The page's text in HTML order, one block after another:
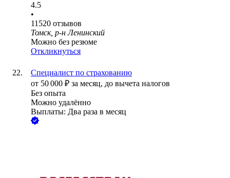
4.5
•
11520 отзывов
Томск, р-н Ленинский
Можно без резюме
Откликнуться
Специалист по страхованию
от 50 000 ₽ за месяц, до вычета налогов
Без опыта
Можно удалённо
Выплаты: Два раза в месяц